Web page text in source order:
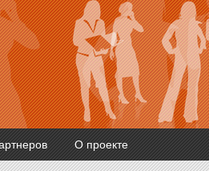
О проекте